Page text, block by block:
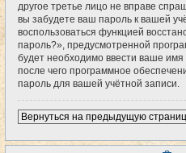
другое третье лицо не вправе
вы забудете ваш пароль к вашей
воспользоваться функцией
пароль?», предусмотренной
будет необходимо ввести ваше
после чего программное
пароль для вашей учётной записи.
Вернуться на предыдущую